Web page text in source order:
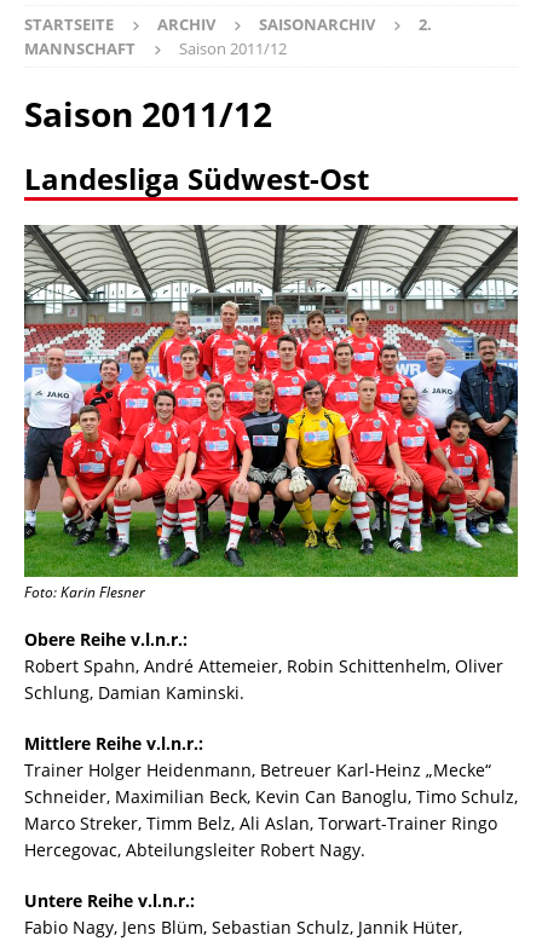
STARTSEITE ARCHIV SAISONARCHIV
2.
MANNSCHAFT
Saison 2011/12
Saison 2011/12
Landesliga Südwest-Ost
Foto: Karin Flesner
Obere Reihe v.l.n.r.:
Robert Spahn, André Attemeier, Robin Schittenhelm, Oliver
Schlung, Damian Kaminski.
Mittlere Reihe v.l.n.r.:
Trainer Holger Heidenmann, Betreuer Karl-Heinz „Mecke“
Schneider, Maximilian Beck, Kevin Can Banoglu, Timo Schulz,
Marco Streker, Timm Belz, Ali Aslan, Torwart-Trainer Ringo
Hercegovac, Abteilungsleiter Robert Nagy.
Untere Reihe v.l.n.r.:
Fabio Nagy, Jens Blüm, Sebastian Schulz, Jannik Hüter,